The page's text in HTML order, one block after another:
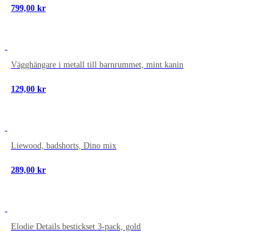
799,00 kr
Vägghängare i metall till barnrummet, mint kanin
129,00 kr
Liewood, badshorts, Dino mix
289,00 kr
Elodie Details bestickset 3-pack, gold